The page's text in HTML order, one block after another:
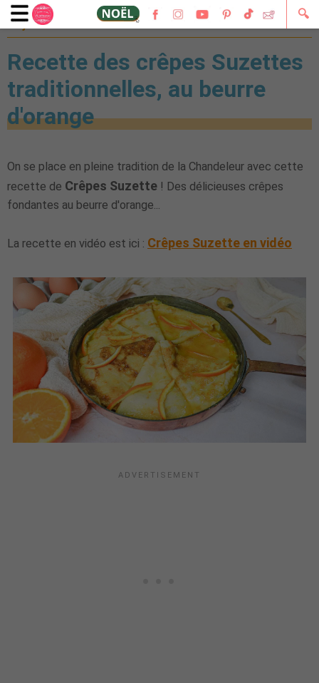
🔍
28 janvier 2023
Recette des crêpes Suzettes
traditionnelles, au beurre
d'orange
On se place en pleine tradition de la Chandeleur avec cette
recette de Crêpes Suzette ! Des délicieuses crêpes
fondantes au beurre d'orange...
La recette en vidéo est ici : Crêpes Suzette en vidéo